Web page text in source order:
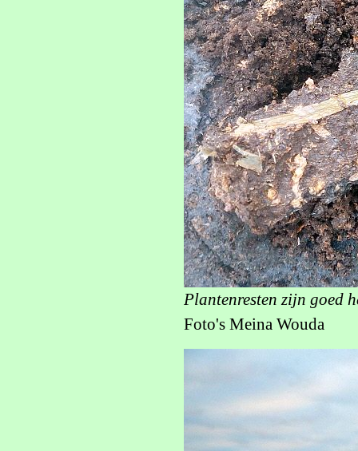
Plantenresten zijn goed
Foto's Meina Wouda